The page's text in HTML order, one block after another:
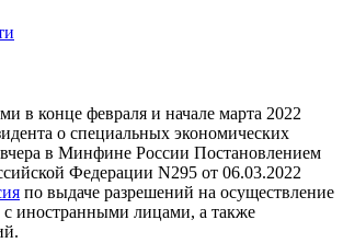
в конце февраля и начале марта 2022
о специальных экономических
вчера в Минфине России Постановлением
Федерации N295 от 06.03.2022
по выдаче разрешений на осуществление
с иностранными лицами, а также